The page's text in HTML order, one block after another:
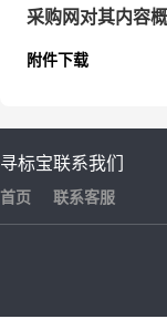
采购网对其内容
附件下载
寻标宝
首页
联系我们
联系客服